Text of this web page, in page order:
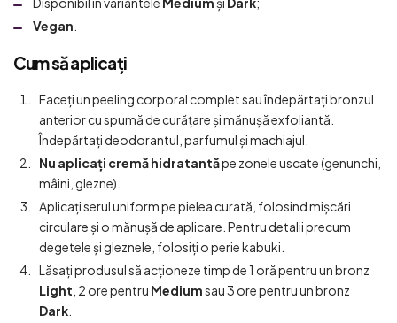
Vegan
Cum să aplicați
Faceți un peeling corporal complet sau îndepărtați bronzul
anterior cu spumă de curățare și mănușă exfoliantă.
Îndepărtați deodorantul, parfumul și machiajul.
Nu aplicați cremă hidratantăpe zonele uscate (genunchi,
mâini, glezne).
Aplicați serul uniform pe pielea curată, folosind mișcări
circulare și o mănușă de aplicare. Pentru detalii precum
degetele și gleznele, folosiți o perie kabuki.
Lăsați produsul să acționeze timp de 1 oră pentru un bronz
Light , 2 ore pentru Mediumsau 3 ore pentru un bronz
Dark